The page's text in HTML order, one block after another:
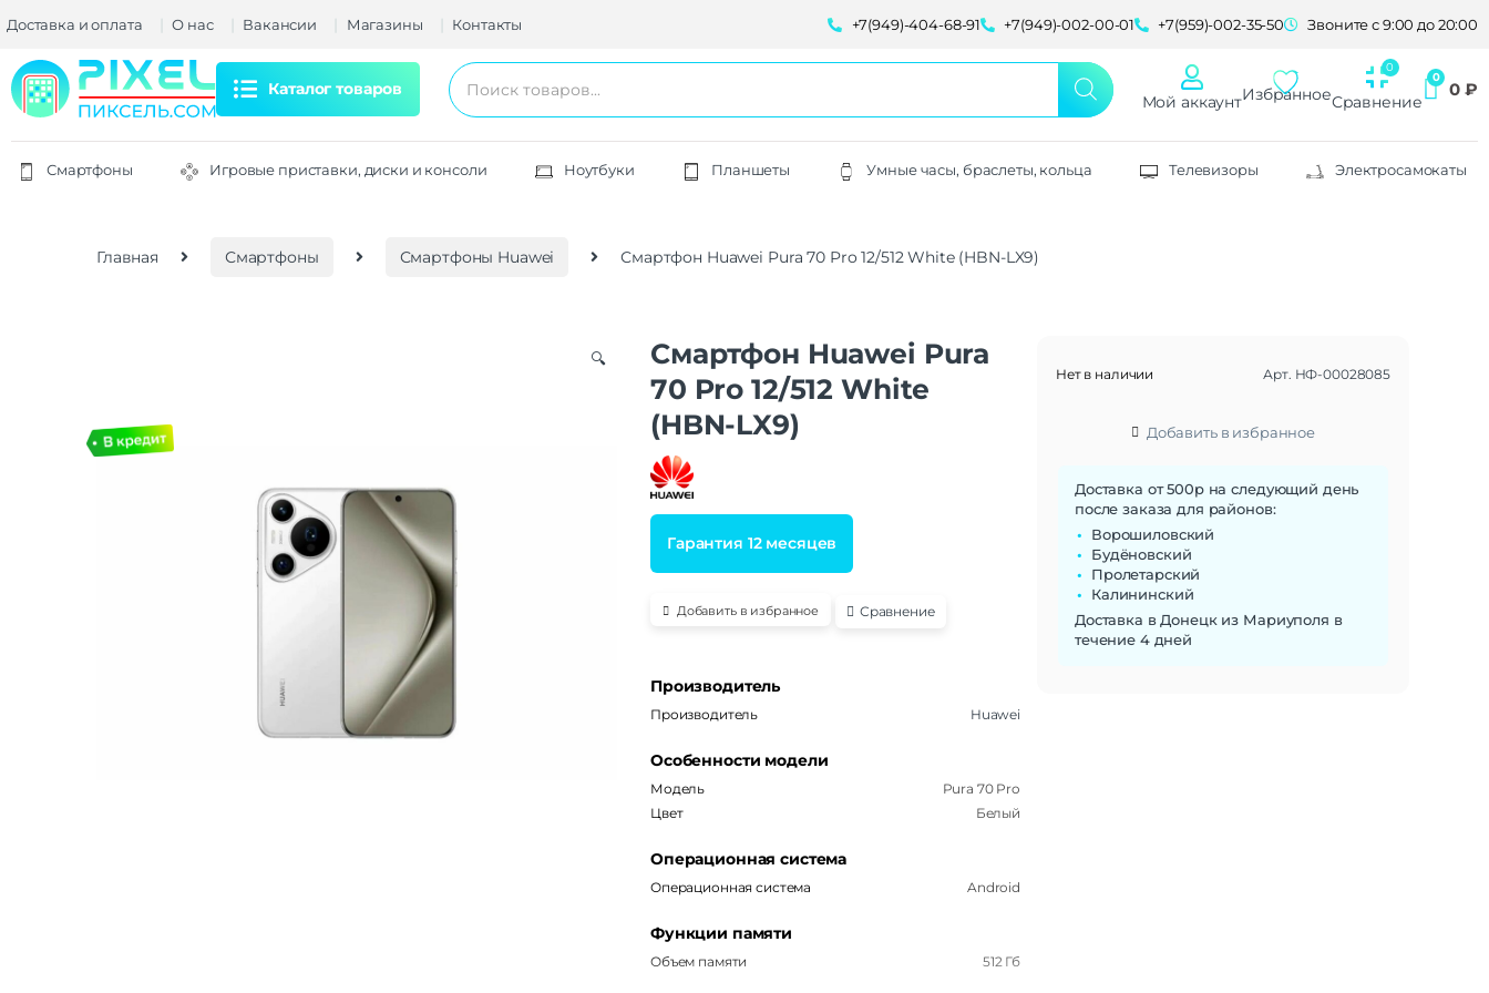
Доставка и оплата О нас Вакансии Магазины Контакты +7(949)-404-68-91 +7(949)-002-00-01 +7(959)-002-35-50 Звоните с 9:00 до 20:00
Каталог товаров
Мой аккаунтИзбранноеСравнение
0 ₽
Смартфоны Игровые приставки, диски и консоли Ноутбуки Планшеты Умные часы, браслеты, кольца Телевизоры Электросамокаты
Главная Смартфоны Смартфоны Huawei Смартфон Huawei Pura 70 Pro 12/512 White (HBN-LX9)
🔍
Смартфон Huawei Pura
70 Pro 12/512 White
(HBN-LX9)
Гарантия 12 месяцев
Добавить в избранное Сравнение
Производитель
Производитель Huawei
Особенности модели
Модель
Pura 70 Pro
Цвет
Белый
Операционная система
Операционная система Android
Функции памяти
Объем памяти 512 Гб
Нет в наличии Арт. НФ-00028085
Добавить в избранное
Доставка от 500р на следующий день
после заказа для районов:
Ворошиловский
Будёновский
Пролетарский
Калининский
Доставка в Донецк из Мариуполя в
течение 4 дней